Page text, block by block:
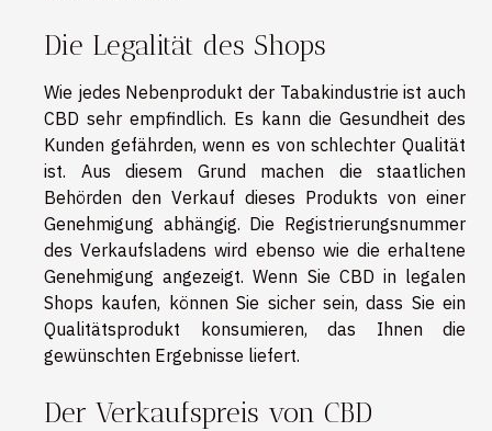
Die Legalität des Shops
Wie jedes Nebenprodukt der Tabakindustrie ist auch
CBD sehr empfindlich. Es kann die Gesundheit des
Kunden gefährden, wenn es von schlechter Qualität
ist. Aus diesem Grund machen die staatlichen
Behörden den Verkauf dieses Produkts von einer
Genehmigung abhängig. Die Registrierungsnummer
des Verkaufsladens wird ebenso wie die erhaltene
Genehmigung angezeigt. Wenn Sie CBD in legalen
Shops kaufen, können Sie sicher sein, dass Sie ein
Qualitätsprodukt konsumieren, das Ihnen die
gewünschten Ergebnisse liefert.
Der Verkaufspreis von CBD